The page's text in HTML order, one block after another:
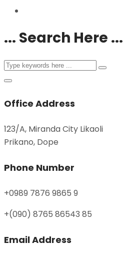
... Search Here ...
Office Address
123/A, Miranda City Likaoli
Prikano, Dope
Phone Number
+0989 7876 9865 9
+(090) 8765 86543 85
Email Address